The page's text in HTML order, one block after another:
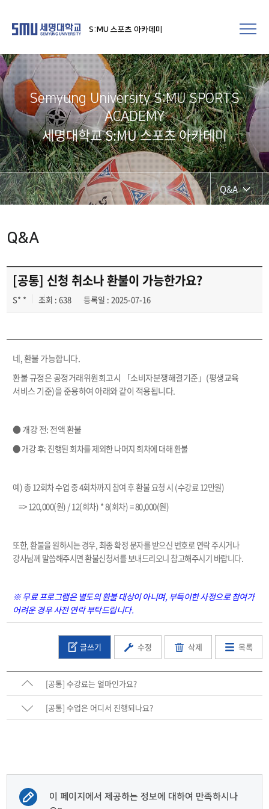
S:MU 스포츠 아카데미
Semyung University S:MU SPORTS
ACADEMY
세명대학교 S:MU 스포츠 아카데미
Q&A
Q&A
[공통] 신청 취소나 환불이 가능한가요?
S* * 조회 : 638 등록일 : 2025-07-16
네, 환불 가능합니다.
환불 규정은 공정거래위원회고시 「소비자분쟁해결기준」(평생교육
서비스 기준)을 준용하여 아래와 같이 적용됩니다.
● 개강 전: 전액 환불
● 개강 후: 진행된 회차를 제외한 나머지 회차에 대해 환불
예) 총 12회차 수업 중 4회차까지 참여 후 환불 요청 시 (수강료 12만원)
=> 120,000(원) / 12(회차) * 8(회차) = 80,000(원)
또한, 환불을 원하시는 경우, 최종 확정 문자를 받으신 번호로 연락 주시거나
강사님께 말씀해주시면 환불신청서를 보내드리오니 참고해주시기 바랍니다.
※ 무료 프로그램은 별도의 환불 대상이 아니며, 부득이한 사정으로 참여가
어려운 경우 사전 연락 부탁드립니다.
글쓰기 수정 삭제 목록
[공통] 수강료는 얼마인가요?
[공통] 수업은 어디서 진행되나요?
이 페이지에서 제공하는 정보에 대하여 만족하시나